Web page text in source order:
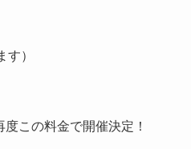
）
この料金で開催決定！